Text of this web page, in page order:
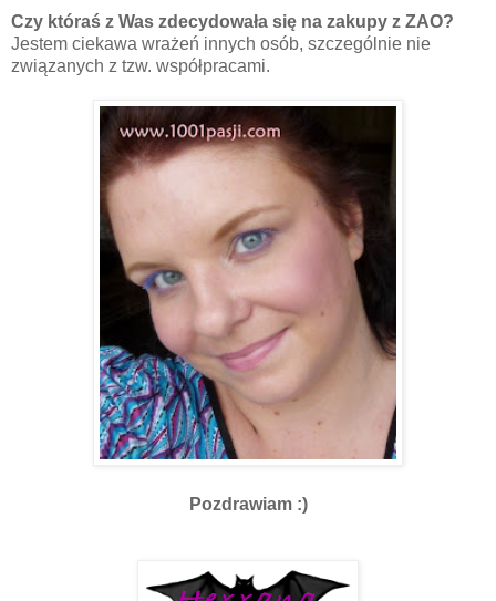
Czy któraś z Was zdecydowała się na zakupy z ZAO?
Jestem ciekawa wrażeń innych osób, szczególnie nie
związanych z tzw. współpracami.
Pozdrawiam :)